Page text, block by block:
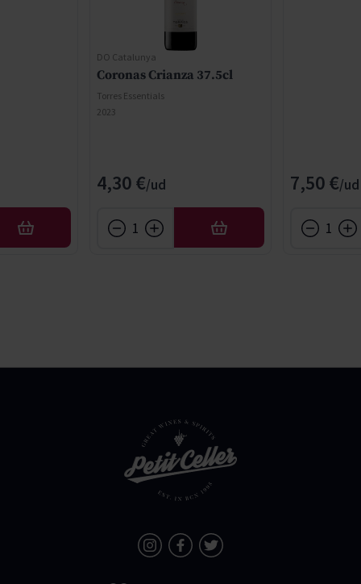
AFEGIR
DO Catalunya
Coronas Crianza 37.5cl
Torres Essentials
2023
4,30 €
AFEGIR
7,50 €